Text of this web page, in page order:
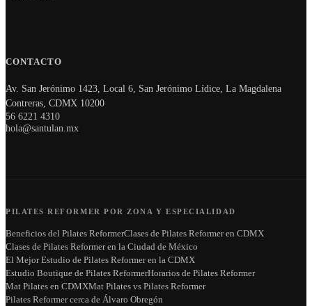
CONTACTO
Av. San Jerónimo 1423, Local 6, San Jerónimo Lídice, La Magdalena
Contreras, CDMX 10200
56 6221 4310
hola@santulan.mx
PILATES REFORMER POR ZONA Y ESPECIALIDAD
Beneficios del Pilates ReformerClases de Pilates Reformer en CDMX
Clases de Pilates Reformer en la Ciudad de México
El Mejor Estudio de Pilates Reformer en la CDMX
Estudio Boutique de Pilates ReformerHorarios de Pilates Reformer
Mat Pilates en CDMXMat Pilates vs Pilates Reformer
Pilates Reformer cerca de Álvaro Obregón